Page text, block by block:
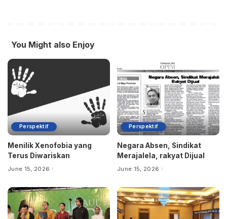
You Might also Enjoy
Perspektif
Menilik Xenofobia yang
Terus Diwariskan
June 15, 2026
Perspektif
Negara Absen, Sindikat
Merajalela, rakyat Dijual
June 15, 2026